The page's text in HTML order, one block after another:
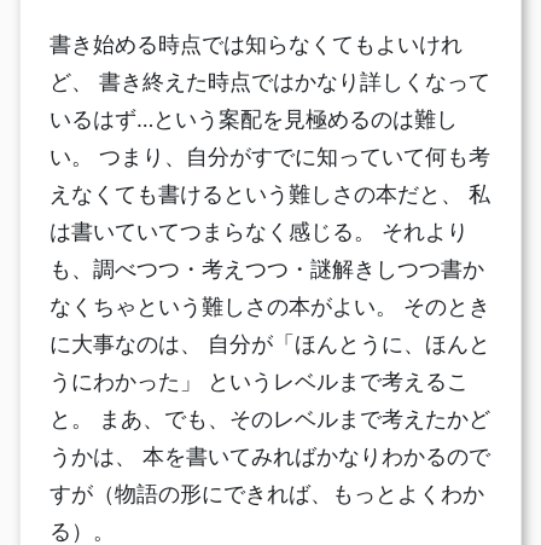
書き始める時点では知らなくてもよいけれ
ど、 書き終えた時点ではかなり詳しくなって
いるはず…という案配を見極めるのは難し
い。 つまり、自分がすでに知っていて何も考
えなくても書けるという難しさの本だと、 私
は書いていてつまらなく感じる。 それより
も、調べつつ・考えつつ・謎解きしつつ書か
なくちゃという難しさの本がよい。 そのとき
に大事なのは、 自分が「ほんとうに、ほんと
うにわかった」 というレベルまで考えるこ
と。 まあ、でも、そのレベルまで考えたかど
うかは、 本を書いてみればかなりわかるので
すが（物語の形にできれば、もっとよくわか
る）。